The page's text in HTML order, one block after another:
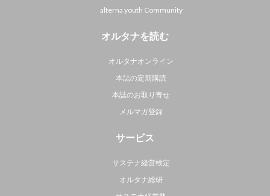
alterna youth Community
オルタナを読む
オルタナオンライン
本誌の定期購読
本誌のお取り寄せ
メルマガ登録
サービス
サステナ経営検定
オルタナ総研